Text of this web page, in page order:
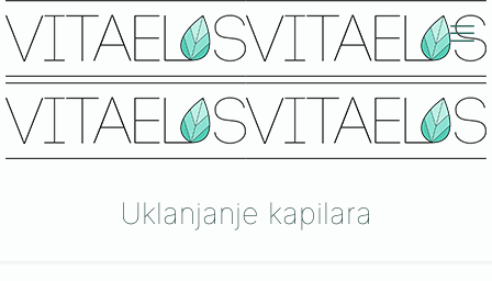
Uklanjanje kapilara